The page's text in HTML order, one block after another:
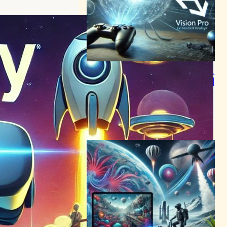
UnityがVision Pro対応ゲーム
エンジン提供開始、XR体験創
造の新時代へ
VR/ARニュース
Apple Vision Pro
2024年2月2日1:24